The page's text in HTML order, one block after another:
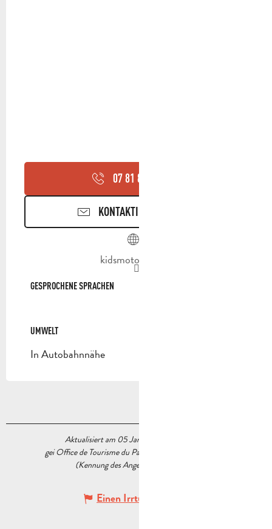
07 81 86 04
KONTAKTIEREN SIE UNS
kidsmotorpark.fr
GESPROCHENE SPRACHEN
GESPROCHENE SPRACHEN
UMWELT
UMWELT
In Autobahnnähe
Aktualisiert am 05 Januar 2026 Um 10:14
gei Office de Tourisme du Pays d’Aubagne et de l’Étoile
(Kennung des Angebots :
Einen Irrtum angeben